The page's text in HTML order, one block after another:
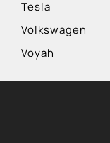
Tesla
Volkswagen
Voyah